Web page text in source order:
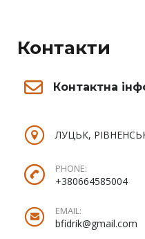
Контакти
Контактна
ЛУЦЬК,
PHONE:
+380664585004
EMAIL:
bfidrik@gmail.com